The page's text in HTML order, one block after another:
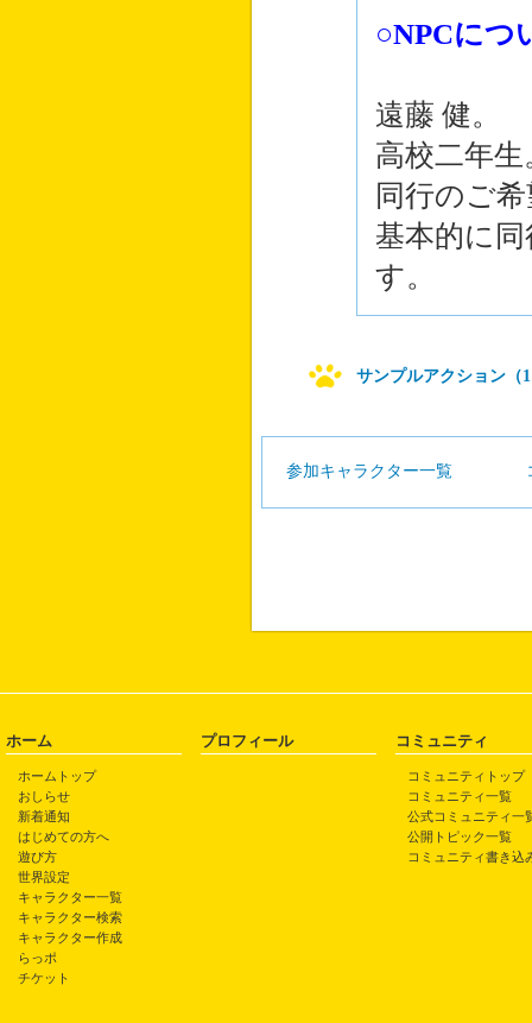
○NPCにつ
遠藤 健。
高校二年生
同行のご
基本的に
す。
サンプルアクション（
参加キャラクター一覧
ホーム
ホームトップ
おしらせ
新着通知
はじめての方へ
遊び方
世界設定
キャラクター一覧
キャラクター検索
キャラクター作成
らっポ
チケット
プロフィール コミュニティ
コミュニティトップ
コミュニティ一覧
公式コミュニティ一
公開トピック一覧
コミュニティ書き込